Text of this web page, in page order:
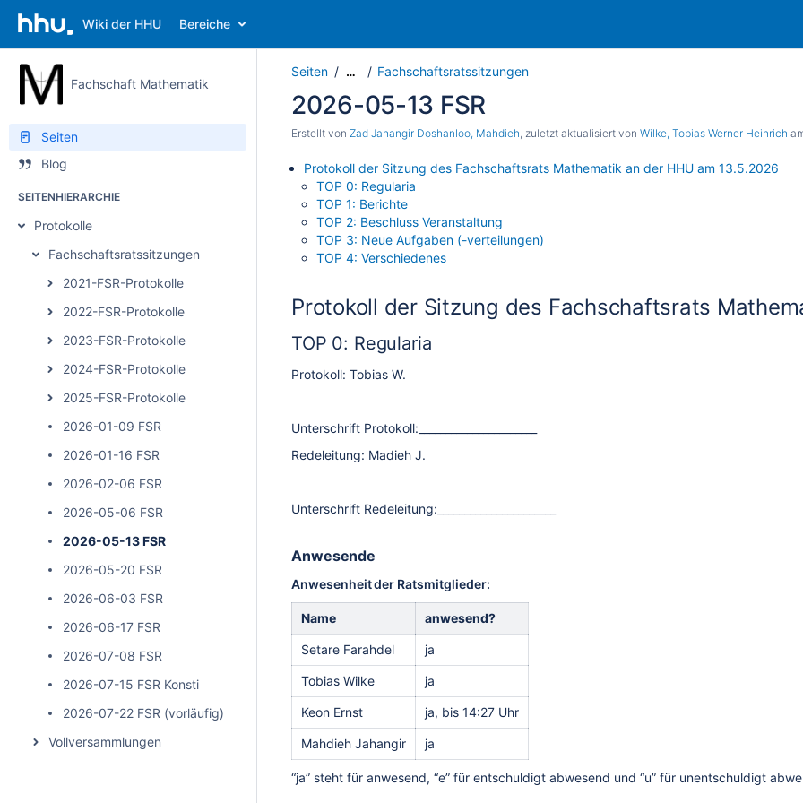
Wiki der HHU Bereiche
Fachschaft Mathematik
Seiten
Blog
SEITENHIERARCHIE
Protokolle
Fachschaftsratssitzungen
2021-FSR-Protokolle
2022-FSR-Protokolle
2023-FSR-Protokolle
2024-FSR-Protokolle
2025-FSR-Protokolle
2026-01-09 FSR
2026-01-16 FSR
2026-02-06 FSR
2026-05-06 FSR
2026-05-13 FSR
2026-05-20 FSR
2026-06-03 FSR
2026-06-17 FSR
2026-07-08 FSR
2026-07-15 FSR Konsti
2026-07-22 FSR (vorläufig)
Vollversammlungen
Seiten … Fachschaftsratssitzungen
2026-05-13 FSR
Erstellt von Zad Jahangir Doshanloo, Mahdieh, zuletzt aktualisiert von Wilke, Tobias Werner Heinrich
Protokoll der Sitzung des Fachschaftsrats Mathematik an der HHU am 13.5.2026
TOP 0: Regularia
TOP 1: Berichte
TOP 2: Beschluss Veranstaltung
TOP 3: Neue Aufgaben (-verteilungen)
TOP 4: Verschiedenes
Protokoll der Sitzung des Fachschaftsrats
TOP 0: Regularia
Protokoll: Tobias W.
Unterschrift Protokoll:______________________
Redeleitung: Madieh J.
Unterschrift Redeleitung:______________________
Anwesende
Anwesenheit der Ratsmitglieder:
Name anwesend?
Setare Farahdel ja
Tobias Wilke ja
Keon Ernst ja, bis 14:27 Uhr
Mahdieh Jahangir ja
“ja” steht für anwesend, “e” für entschuldigt abwesend und “u” für unentschuldigt